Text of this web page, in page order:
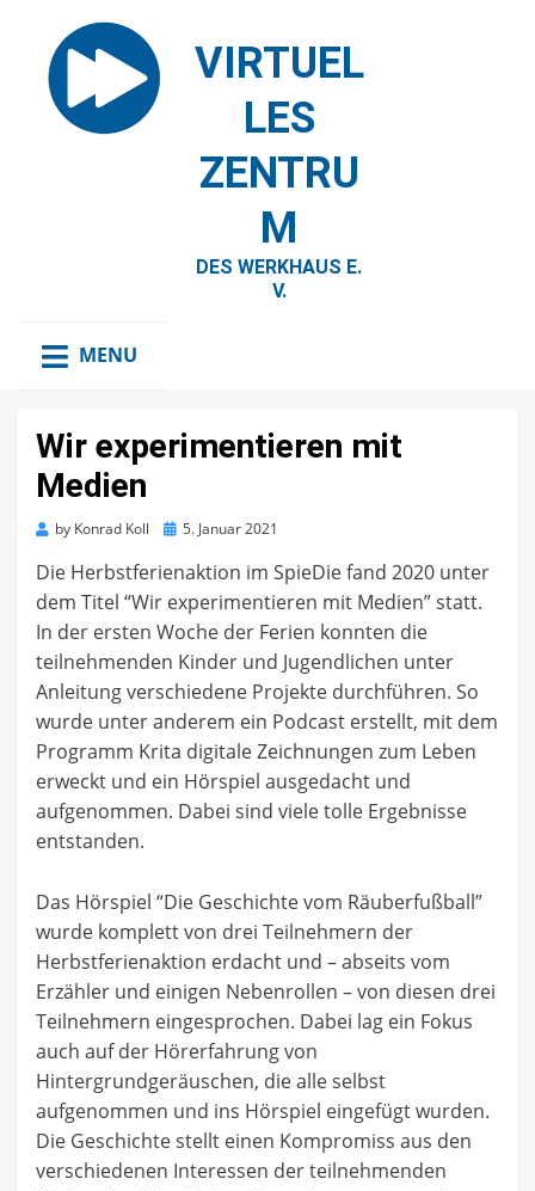
VIRTUEL
LES
ZENTRU
M
DES WERKHAUS E.
V.
MENU
Wir experimentieren mit
Medien
by Konrad Koll
Posted
5. Januar 2021
Die Herbstferienaktion im SpieDie fand 2020 unter
dem Titel “Wir experimentieren mit Medien” statt.
In der ersten Woche der Ferien konnten die
teilnehmenden Kinder und Jugendlichen unter
Anleitung verschiedene Projekte durchführen. So
wurde unter anderem ein Podcast erstellt, mit dem
Programm Krita digitale Zeichnungen zum Leben
erweckt und ein Hörspiel ausgedacht und
aufgenommen. Dabei sind viele tolle Ergebnisse
entstanden.
Das Hörspiel “Die Geschichte vom Räuberfußball”
wurde komplett von drei Teilnehmern der
Herbstferienaktion erdacht und – abseits vom
Erzähler und einigen Nebenrollen – von diesen drei
Teilnehmern eingesprochen. Dabei lag ein Fokus
auch auf der Hörerfahrung von
Hintergrundgeräuschen, die alle selbst
aufgenommen und ins Hörspiel eingefügt wurden.
Die Geschichte stellt einen Kompromiss aus den
verschiedenen Interessen der teilnehmenden